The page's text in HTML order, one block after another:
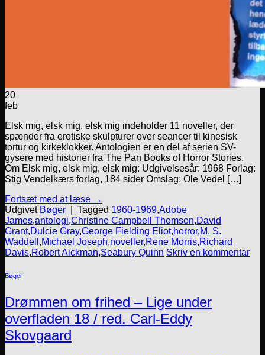
20
feb
Elsk mig, elsk mig, elsk mig indeholder 11 noveller, der
spænder fra erotiske skulpturer over seancer til kinesisk
tortur og kirkeklokker. Antologien er en del af serien SV-
gysere med historier fra The Pan Books of Horror Stories.
Om Elsk mig, elsk mig, elsk mig: Udgivelsesår: 1968 Forlag:
Stig Vendelkærs forlag, 184 sider Omslag: Ole Vedel […]
Fortsæt med at læse →
Udgivet Bøger Tagged 1960-1969,Adobe
James,antologi,Christine Campbell Thomson,David
Grant,Dulcie Gray,George Fielding Eliot,horror,M. S.
Waddell ,Michael Joseph,noveller,Rene Morris,Richard
Davis,Robert Aickman,Seabury Quinn Skriv en kommentar
Bøger
Drømmen om frihed – Lige under
overfladen 18 / red. Carl-Eddy
Skovgaard